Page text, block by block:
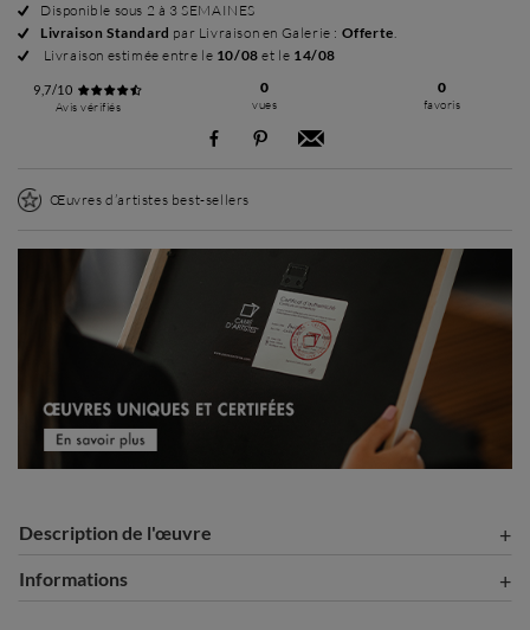
Disponible sous 2 à 3 SEMAINES
Livraison Standard par Livraison en Galerie : Offerte.
Livraison estimée entre le 10/08 et le 14/08
9,7/10
Avis vérifiés
0
vues
0
favoris
Œuvres d’artistes best-sellers
Description de l'œuvre
Informations